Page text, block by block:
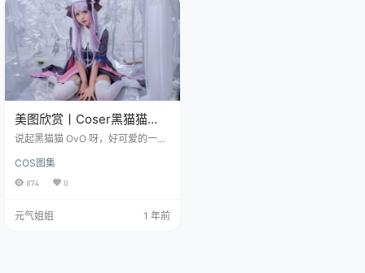
美图欣赏丨Coser黑猫猫
OvO-女灶神[14P-130MB]
说起黑猫猫 OvO 呀，好可爱的一个
候开始，就一直在各大漫展上大放
异彩。 免费套图，文章末尾获取 这
着包子脸和肉嘟嘟的身材，这反倒
COS图集
874 0
元气姐姐 1 年前